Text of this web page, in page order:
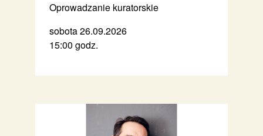
Oprowadzanie kuratorskie
sobota 26.09.2026
15:00 godz.